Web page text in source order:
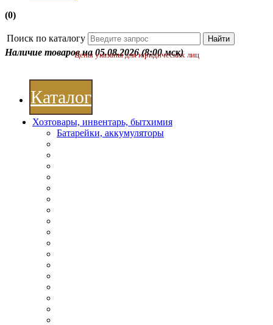
(0)
Поиск по каталогу
Наличие товаров на 05.08.2026 (8:00 мск)
Цены указаны для юридических лиц
Каталог
Хозтовары, инвентарь, бытхимия
Батарейки, аккумуляторы